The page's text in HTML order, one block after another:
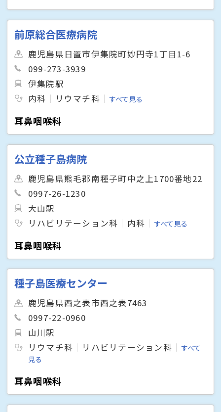
前原総合医療病院
鹿児島県日置市伊集院町妙円寺1丁目1-6
099-273-3939
伊集院駅
内科
リウマチ科 すべて見る
耳鼻咽喉科
公立種子島病院
鹿児島県熊毛郡南種子町中之上1700番地22
0997-26-1230
大山駅
リハビリテーション科
内科 すべて見る
耳鼻咽喉科
種子島医療センター
鹿児島県西之表市西之表7463
0997-22-0960
山川駅
リウマチ科
リハビリテーション科
すべて
見る
耳鼻咽喉科